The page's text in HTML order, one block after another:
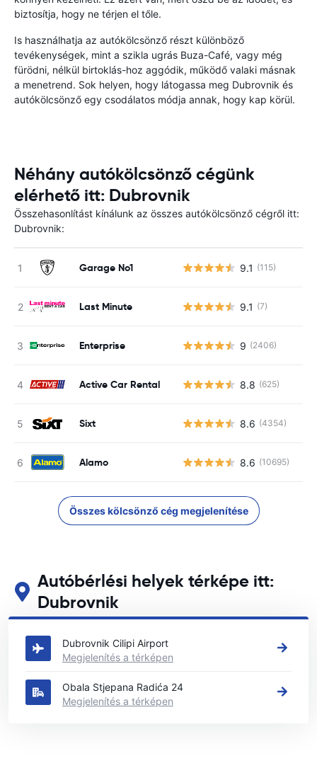
biztosítja, hogy ne térjen el tőle.
Is használhatja az autókölcsönző részt különböző
tevékenységek, mint a szikla ugrás Buza-Café, vagy még
fürödni, nélkül birtoklás-hoz aggódik, működő valaki másnak
a menetrend. Sok helyen, hogy látogassa meg Dubrovnik és
autókölcsönző egy csodálatos módja annak, hogy kap körül.
Néhány autókölcsönző cégünk
elérhető itt: Dubrovnik
Összehasonlítást kínálunk az összes autókölcsönző cégről itt:
Dubrovnik:
Garage No1 9.1 (115)
Last Minute 9.1 (7)
Enterprise 9 (2406)
Active Car Rental 8.8 (625)
Sixt 8.6 (4354)
Alamo 8.6 (10695)
Összes kölcsönző cég megjelenítése
Autóbérlési helyek térképe itt:
Dubrovnik
Tekintse meg fő autóbérlési helyeinket itt: Dubrovnik
Dubrovnik Cilipi Airport
Megjelenítés a térképen
Obala Stjepana Radića 24
Megjelenítés a térképen